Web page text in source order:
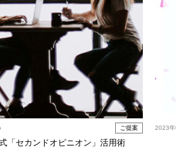
ご提案
「セカンドオピニオン」活用術
2023